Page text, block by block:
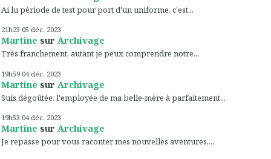
Ai lu période de test pour port d'un uniforme, c'est...
21h23 05 déc. 2023
Martine sur Archivage
Très franchement, autant je peux comprendre notre...
19h59 04 déc. 2023
Martine sur Archivage
Suis dégoûtée, l'employée de ma belle-mère à parfaitement...
19h53 04 déc. 2023
Martine sur Archivage
Je repasse pour vous raconter mes nouvelles aventures,...